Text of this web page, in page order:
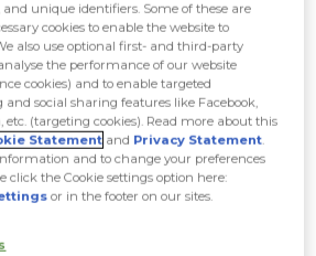
and unique identifiers. Some of these are
cookies to enable the website to
also use optional first- and third-party
the performance of our website
cookies) and to enable targeted
and social sharing features like Facebook,
etc. (targeting cookies). Read more about this
Statement and Privacy Statement.
and to change your preferences
click the Cookie settings option here:
or in the footer on our sites.